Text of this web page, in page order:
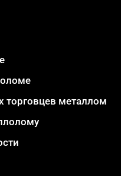
торговцев металлом